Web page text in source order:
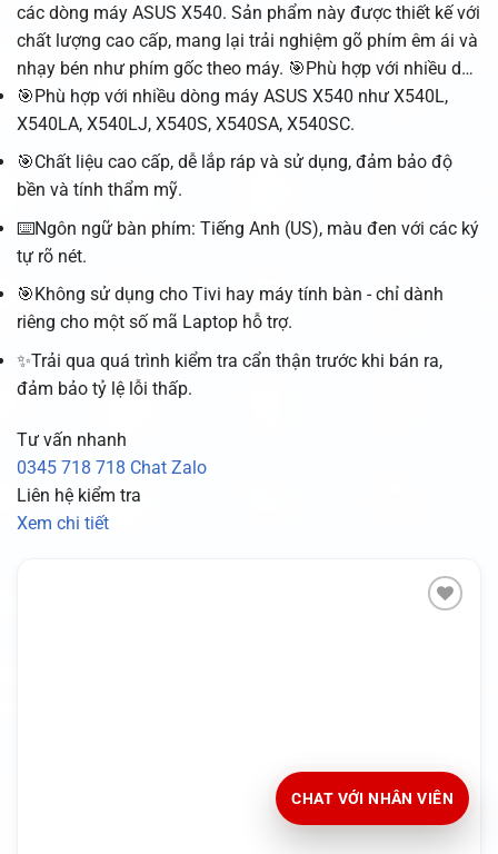
các dòng máy ASUS X540. Sản phẩm này được thiết kế với
chất lượng cao cấp, mang lại trải nghiệm gõ phím êm ái và
nhạy bén như phím gốc theo máy. 🎯Phù hợp với nhiều d…
🎯Phù hợp với nhiều dòng máy ASUS X540 như X540L,
X540LA, X540LJ, X540S, X540SA, X540SC.
🎯Chất liệu cao cấp, dễ lắp ráp và sử dụng, đảm bảo độ
bền và tính thẩm mỹ.
⌨️Ngôn ngữ bàn phím: Tiếng Anh (US), màu đen với các ký
tự rõ nét.
🎯Không sử dụng cho Tivi hay máy tính bàn - chỉ dành
riêng cho một số mã Laptop hỗ trợ.
✨Trải qua quá trình kiểm tra cẩn thận trước khi bán ra,
đảm bảo tỷ lệ lỗi thấp.
Tư vấn nhanh
0345 718 718 Chat Zalo
Liên hệ kiểm tra
Xem chi tiết
CHAT VỚI NHÂN VIÊN